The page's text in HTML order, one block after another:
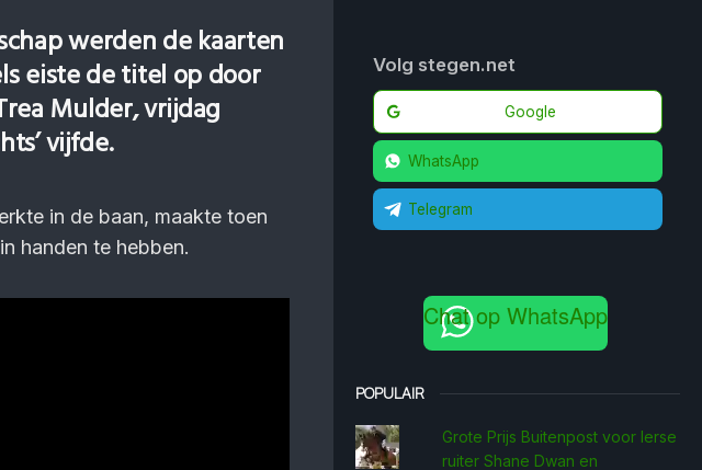
werden de kaarten
eiste de titel op door
Mulder, vrijdag
vijfde.
in de baan, maakte toen
handen te hebben.
Volg stegen.net
Google
WhatsApp
Telegram
Chat op WhatsApp
POPULAIR
Grote Prijs Buitenpost voor Ierse
ruiter Shane Dwan en